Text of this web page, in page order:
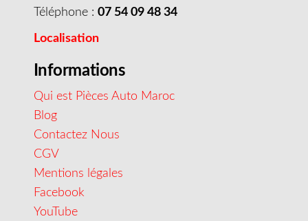
Téléphone : 07 54 09 48 34
Localisation
Informations
Qui est Pièces Auto Maroc
Blog
Contactez Nous
CGV
Mentions légales
Facebook
YouTube